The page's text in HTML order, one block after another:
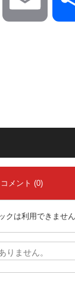
コメント (0)
クは利用できません
りません。